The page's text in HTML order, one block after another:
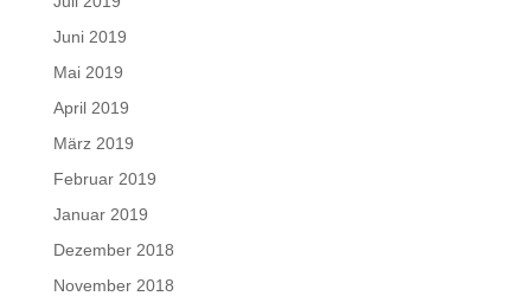
Juni 2019
Mai 2019
April 2019
März 2019
Februar 2019
Januar 2019
Dezember 2018
November 2018